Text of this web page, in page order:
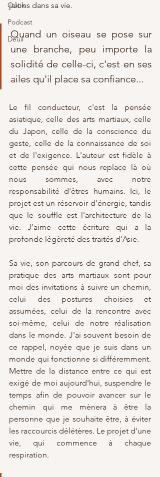
Outils
Podcast
Deuil
jalons dans sa vie.
Quand un oiseau se pose sur
une branche, peu importe la
solidité de celle-ci, c'est en ses
ailes qu'il place sa confiance...
Le fil conducteur, c'est la pensée
asiatique, celle des arts martiaux, celle
du Japon, celle de la conscience du
geste, celle de la connaissance de soi
et de l'exigence. L'auteur est fidèle à
cette pensée qui nous replace là où
nous sommes, avec notre
responsabilité d'êtres humains. Ici, le
projet est un réservoir d'énergie, tandis
que le souffle est l'architecture de la
vie. J'aime cette écriture qui a la
profonde légèreté des traités d'Asie.
Sa vie, son parcours de grand chef, sa
pratique des arts martiaux sont pour
moi des invitations à suivre un chemin,
celui des postures choisies et
assumées, celui de la rencontre avec
soi-même, celui de notre réalisation
dans le monde. J'ai souvent besoin de
ce rappel, noyée que je suis dans un
monde qui fonctionne si différemment.
Mettre de la distance entre ce qui est
exigé de moi aujourd'hui, suspendre le
temps afin de pouvoir avancer sur le
chemin qui me mènera à être la
personne que je souhaite être, à éviter
les raccourcis délétères. Le projet d'une
vie, qui commence à chaque
respiration.